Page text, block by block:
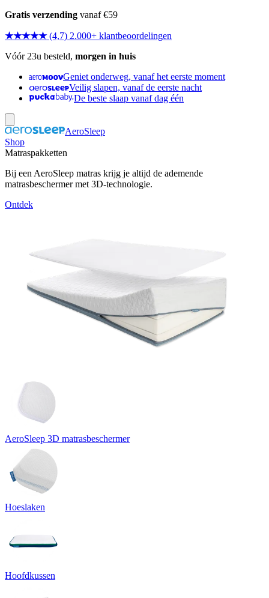
Gratis verzending vanaf €59
★★★★★ (4,7) 2.000+ klantbeoordelingen
Vóór 23u besteld, morgen in huis
Geniet onderweg, vanaf het eerste moment
Veilig slapen, vanaf de eerste nacht
De beste slaap vanaf dag één
AeroSleep
Shop
Matraspakketten
Bij een AeroSleep matras krijg je altijd de ademende
matrasbeschermer met 3D-technologie.
Ontdek
AeroSleep 3D matrasbeschermer
Hoeslaken
Hoofdkussen